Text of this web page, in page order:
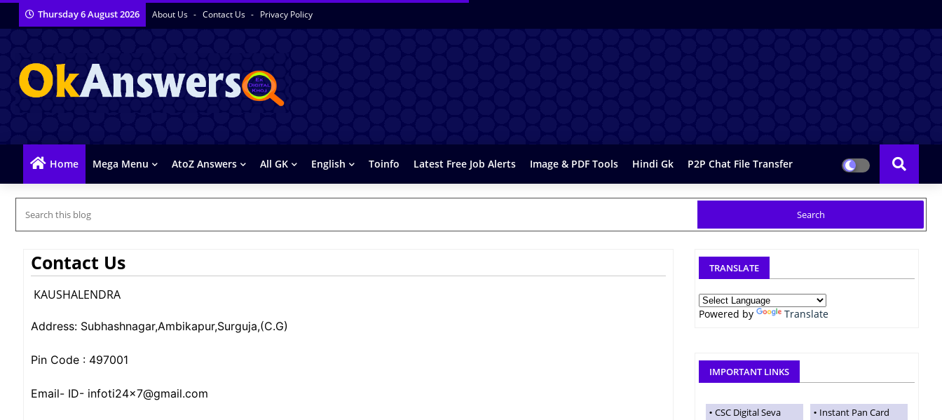
Thursday 6 August 2026 About Us Contact Us Privacy Policy
Home Mega Menu AtoZ Answers All GK English Toinfo Latest Free Job Alerts Image & PDF Tools Hindi Gk P2P Chat File Transfer
Contact Us
KAUSHALENDRA
Address: Subhashnagar,Ambikapur,Surguja,(C.G)
Pin Code : 497001
Email- ID- infoti24x7@gmail.com
TRANSLATE
Powered by Translate
IMPORTANT LINKS
CSC Digital Seva
Instant Pan Card